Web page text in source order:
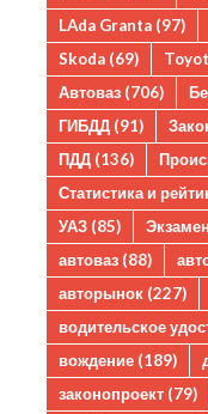
LAda Granta (97)
Skoda (69)
Автоваз (706)
ГИБДД (91)
ПДД (136)
Статистика и
УАЗ (85) Экзамен
автоваз (88)
авторынок (227)
водительское
вождение (189)
законопроект (79)